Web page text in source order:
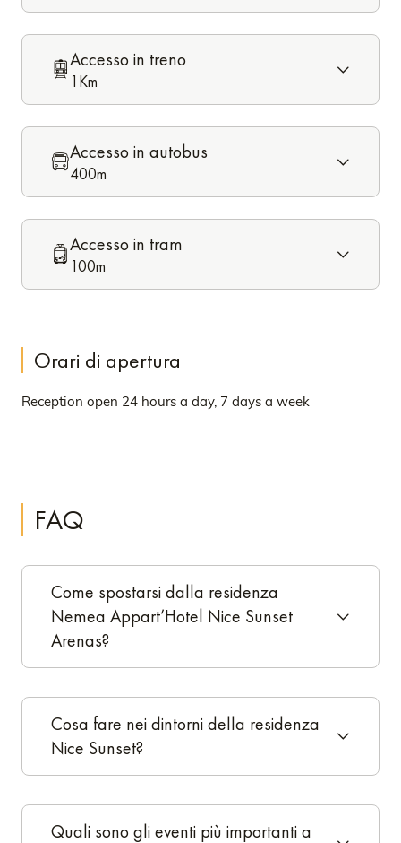
Accesso in treno
1Km
Accesso in autobus
400m
Accesso in tram
100m
Orari di apertura
Reception open 24 hours a day, 7 days a week
FAQ
Come spostarsi dalla residenza
Nemea Appart’Hotel Nice Sunset
Arenas?
Cosa fare nei dintorni della residenza
Nice Sunset?
Quali sono gli eventi più importanti a